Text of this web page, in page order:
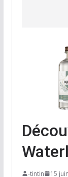
-tintin 15